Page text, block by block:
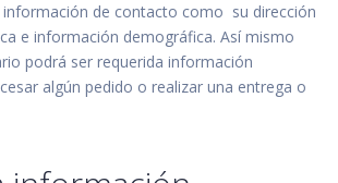
de contacto como su dirección
e información demográfica. Así mismo
podrá ser requerida información
algún pedido o realizar una entrega o